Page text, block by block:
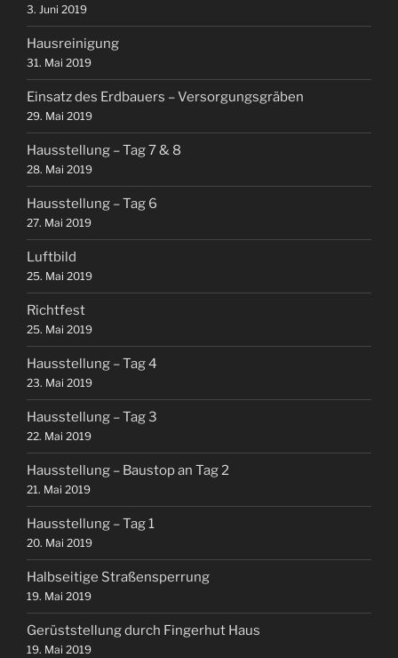
3. Juni 2019
Hausreinigung
31. Mai 2019
Einsatz des Erdbauers – Versorgungsgräben
29. Mai 2019
Hausstellung – Tag 7 & 8
28. Mai 2019
Hausstellung – Tag 6
27. Mai 2019
Luftbild
25. Mai 2019
Richtfest
25. Mai 2019
Hausstellung – Tag 4
23. Mai 2019
Hausstellung – Tag 3
22. Mai 2019
Hausstellung – Baustop an Tag 2
21. Mai 2019
Hausstellung – Tag 1
20. Mai 2019
Halbseitige Straßensperrung
19. Mai 2019
Gerüststellung durch Fingerhut Haus
19. Mai 2019